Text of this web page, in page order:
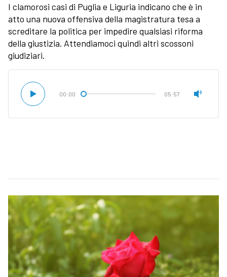
I clamorosi casi di Puglia e Liguria indicano che è in
atto una nuova offensiva della magistratura tesa a
screditare la politica per impedire qualsiasi riforma
della giustizia. Attendiamoci quindi altri scossoni
giudiziari.
00:00 05:57